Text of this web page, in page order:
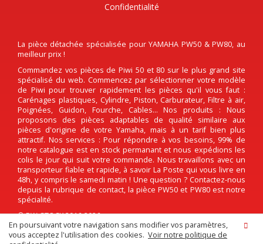
Confidentialité
La pièce détachée spécialisée pour YAMAHA PW50 & PW80, au
meilleur prix !
Commandez vos pièces de Piwi 50 et 80 sur le plus grand site
spécialisé du web. Commencez par sélectionner votre modèle
de Piwi pour trouver rapidement les pièces qu'il vous faut :
Carénages plastiques, Cylindre, Piston, Carburateur, Filtre à air,
Poignées, Guidon, Fourche, Cables... Nos produits : Nous
proposons des pièces adaptables de qualité similaire aux
pièces d'origine de votre Yamaha, mais à un tarif bien plus
attractif. Nos services : Pour répondre à vos besoins, 99% de
notre catalogue est en stock permanant et nous expédions les
colis le jour qui suit votre commande. Nous travaillons avec un
transporteur fiable et rapide, à savoir La Poste qui vous livre en
48h, y compris le samedi matin ! Une question ? Contactez-nous
depuis la rubrique de contact, la pièce PW50 et PW80 est notre
spécialité.
© PW-STOCK 2016-2026
En poursuivant votre navigation sans modifier vos paramètres,
vous acceptez l'utilisation des cookies. Voir notre politique de